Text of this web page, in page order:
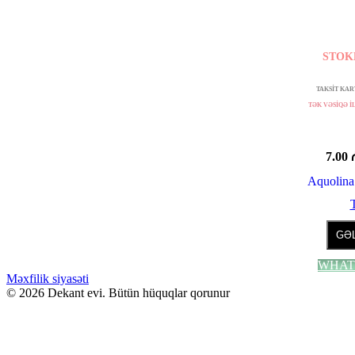
TAKSİT
TƏK VƏSİQƏ
7.00
Məxfilik siyasəti
© 2026 Dekant evi. Bütün hüquqlar qorunur